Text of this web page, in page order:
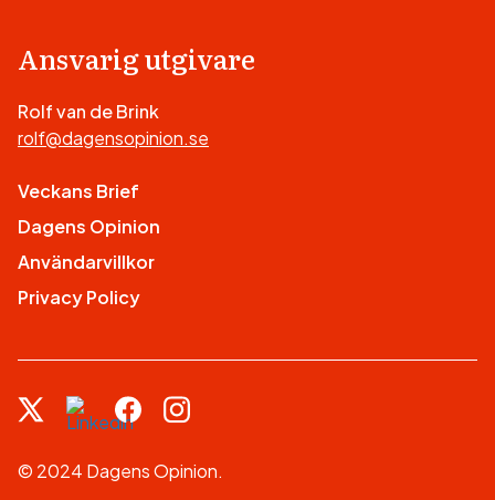
Ansvarig utgivare
Rolf van de Brink
rolf@dagensopinion.se
Veckans Brief
Dagens Opinion
Användarvillkor
Privacy Policy
© 2024 Dagens Opinion.